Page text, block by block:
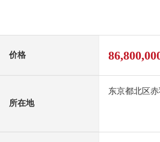
价格
所在地
东京都北区赤